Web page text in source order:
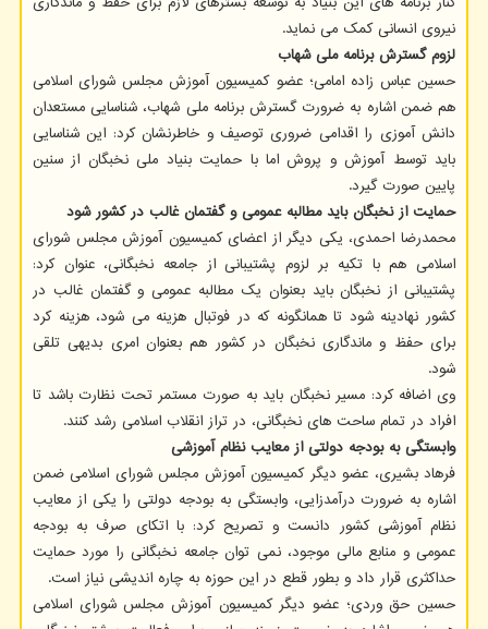
نیروی انسانی کمک می نماید.
لزوم گسترش برنامه ملی شهاب
حسین عباس زاده امامی؛ عضو کمیسیون آموزش مجلس شورای اسلامی
هم ضمن اشاره به ضرورت گسترش برنامه ملی شهاب، شناسایی مستعدان
دانش آموزی را اقدامی ضروری توصیف و خاطرنشان کرد: این شناسایی
باید توسط آموزش و پروش اما با حمایت بنیاد ملی نخبگان از سنین
پایین صورت گیرد.
حمایت از نخبگان باید مطالبه عمومی و گفتمان غالب در کشور شود
محمدرضا احمدی، یکی دیگر از اعضای کمیسیون آموزش مجلس شورای
اسلامی هم با تکیه بر لزوم پشتیبانی از جامعه نخبگانی، عنوان کرد:
پشتیبانی از نخبگان باید بعنوان یک مطالبه عمومی و گفتمان غالب در
کشور نهادینه شود تا همانگونه که در فوتبال هزینه می شود، هزینه کرد
برای حفظ و ماندگاری نخبگان در کشور هم بعنوان امری بدیهی تلقی
شود.
وی اضافه کرد: مسیر نخبگان باید به صورت مستمر تحت نظارت باشد تا
افراد در تمام ساحت های نخبگانی، در تراز انقلاب اسلامی رشد کنند.
وابستگی به بودجه دولتی از معایب نظام آموزشی
فرهاد بشیری، عضو دیگر کمیسیون آموزش مجلس شورای اسلامی ضمن
اشاره به ضرورت درآمدزایی، وابستگی به بودجه دولتی را یکی از معایب
نظام آموزشی کشور دانست و تصریح کرد: با اتکای صرف به بودجه
عمومی و منابع مالی موجود، نمی توان جامعه نخبگانی را مورد حمایت
حداکثری قرار داد و بطور قطع در این حوزه به چاره اندیشی نیاز است.
حسین حق وردی؛ عضو دیگر کمیسیون آموزش مجلس شورای اسلامی